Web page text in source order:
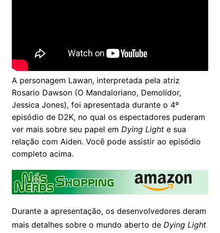
A personagem Lawan, interpretada pela atriz
Rosario Dawson (O Mandaloriano, Demolidor,
Jessica Jones), foi apresentada durante o 4º
episódio de D2K, no qual os espectadores puderam
ver mais sobre seu papel em Dying Light e sua
relação com Aiden. Você pode assistir ao episódio
completo acima.
Durante a apresentação, os desenvolvedores deram
mais detalhes sobre o mundo aberto de Dying Light